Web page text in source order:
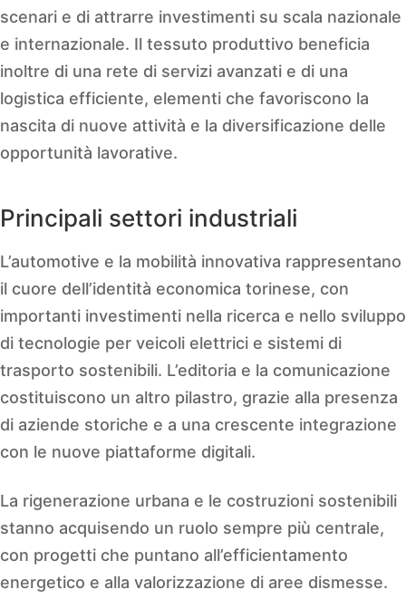
scenari e di attrarre investimenti su scala nazionale
e internazionale. Il tessuto produttivo beneficia
inoltre di una rete di servizi avanzati e di una
logistica efficiente, elementi che favoriscono la
nascita di nuove attività e la diversificazione delle
opportunità lavorative.
Principali settori industriali
L’automotive e la mobilità innovativa rappresentano
il cuore dell’identità economica torinese, con
importanti investimenti nella ricerca e nello sviluppo
di tecnologie per veicoli elettrici e sistemi di
trasporto sostenibili. L’editoria e la comunicazione
costituiscono un altro pilastro, grazie alla presenza
di aziende storiche e a una crescente integrazione
con le nuove piattaforme digitali.
La rigenerazione urbana e le costruzioni sostenibili
stanno acquisendo un ruolo sempre più centrale,
con progetti che puntano all’efficientamento
energetico e alla valorizzazione di aree dismesse.